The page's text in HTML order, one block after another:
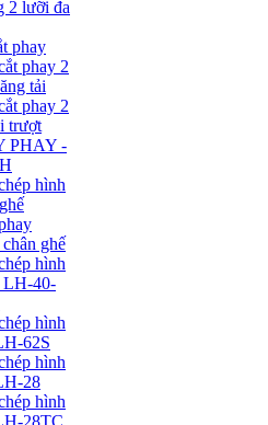
2 lưỡi đa
phay
phay 2
tải
phay 2
trượt
PHAY -
hình
ghế
hình
LH-40-
hình
62S
hình
28
hình
28TC